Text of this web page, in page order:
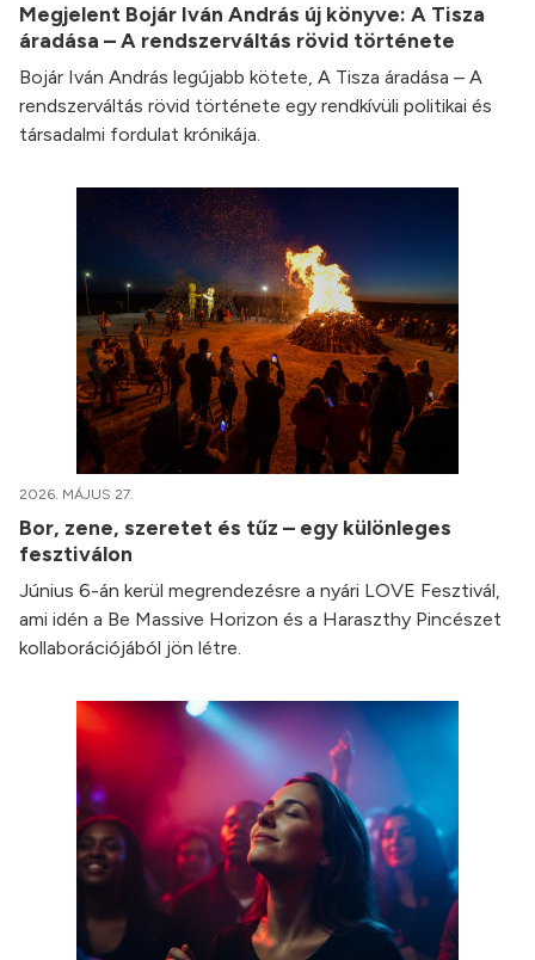
Megjelent Bojár Iván András új könyve: A Tisza
áradása – A rendszerváltás rövid története
Bojár Iván András legújabb kötete, A Tisza áradása – A
rendszerváltás rövid története egy rendkívüli politikai és
társadalmi fordulat krónikája.
2026. MÁJUS 27.
Bor, zene, szeretet és tűz – egy különleges
fesztiválon
Június 6-án kerül megrendezésre a nyári LOVE Fesztivál,
ami idén a Be Massive Horizon és a Haraszthy Pincészet
kollaborációjából jön létre.